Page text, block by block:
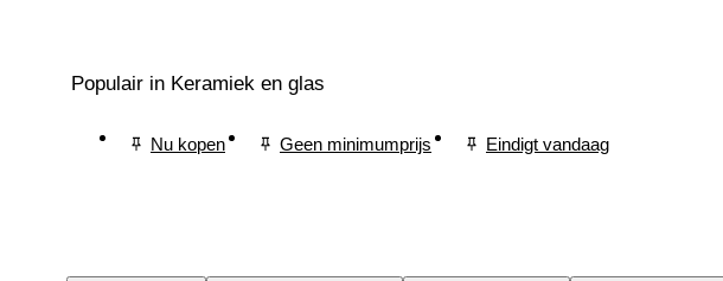
Populair in Keramiek en glas
Nu kopen Geen minimumprijs Eindigt vandaag